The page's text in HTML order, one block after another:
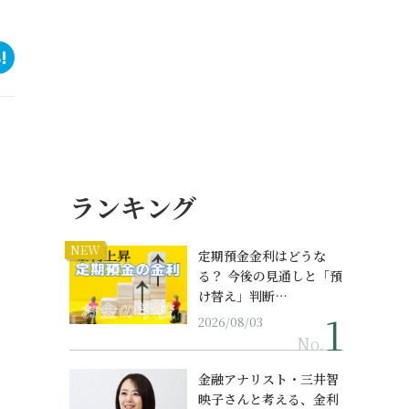
ランキング
NEW
定期預金金利はどうな
る？ 今後の見通しと「預
け替え」判断…
2026/08/03
No.
金融アナリスト・三井智
映子さんと考える、金利